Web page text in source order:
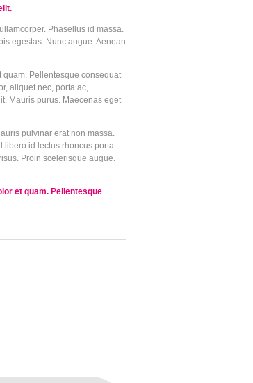
Phasellus id massa.
egestas. Nunc augue. Aenean
quam. Pellentesque consequat
aliquet nec, porta ac,
Mauris purus. Maecenas eget
pulvinar erat non massa.
libero id lectus rhoncus porta.
Proin scelerisque augue.
et quam. Pellentesque